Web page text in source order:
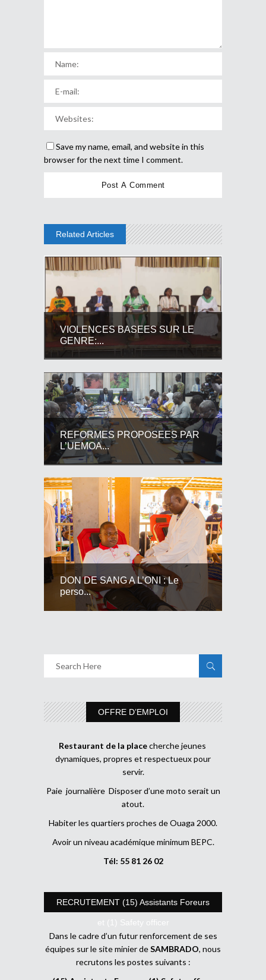
Save my name, email, and website in this
browser for the next time I comment.
Related Articles
VIOLENCES BASEES SUR LE
GENRE:...
REFORMES PROPOSEES PAR
L’UEMOA...
DON DE SANG A L’ONI : Le
perso...
OFFRE D’EMPLOI
Restaurant de la placecherche jeunes
dynamiques, propres et respectueux pour
servir.
Paie journalière Disposer d’une moto serait un
atout.
Habiter les quartiers proches de Ouaga 2000.
Avoir un niveau académique minimum BEPC.
Tél: 55 81 26 02
RECRUTEMENT (15) Assistants Foreurs
et (1) Safety officer
Dans le cadre d’un futur renforcement de ses
équipes sur le site minier deSAMBRADO, nous
recrutons les postes suivants :